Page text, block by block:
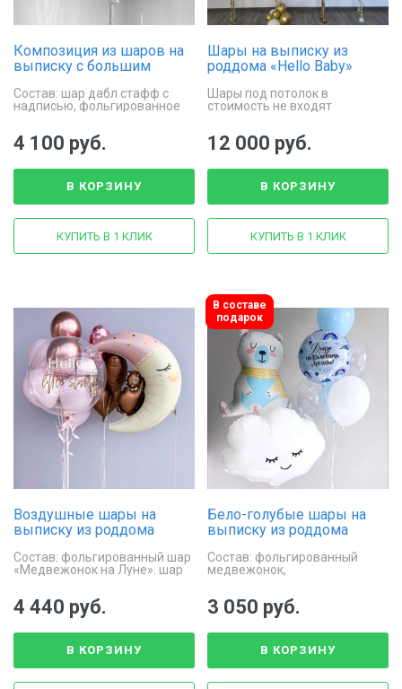
Композиция из шаров на
выписку с большим
«Спящее облачко»
Состав: шар дабл стафф с
надписью, фольгированное
4 100 руб.
В КОРЗИНУ
КУПИТЬ В 1 КЛИК
Шары на выписку из
роддома «Hello Baby»
Шары под потолок в
стоимость не входят
12 000 руб.
В КОРЗИНУ
КУПИТЬ В 1 КЛИК
Воздушные шары на
выписку из роддома
Состав: фольгированный шар
«Медвежонок на Луне». шар
4 440 руб.
В КОРЗИНУ
В составе
подарок
Бело-голубые шары на
выписку из роддома
медвежонок»
Состав: фольгированный
медвежонок,
3 050 руб.
В КОРЗИНУ